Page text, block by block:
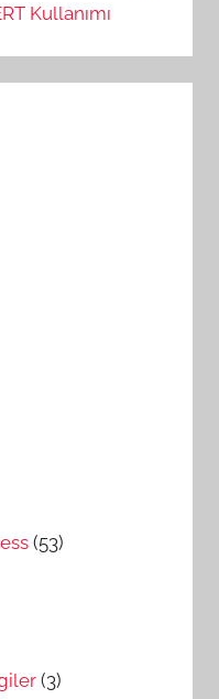
Kullanımı
(53)
(3)